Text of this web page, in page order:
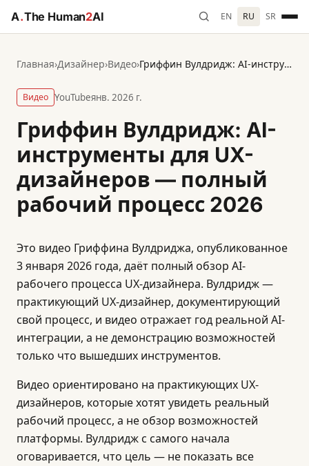
A.The Human2AI EN RU SR
Главная›Дизайнер›Видео› Гриффин Вулдридж: AI-инструменты для UX-дизайнеров — полный рабочий процесс 2026
Видео YouTubeянв. 2026 г.
Гриффин Вулдридж: AI-
инструменты для UX-
дизайнеров — полный
рабочий процесс 2026
Это видео Гриффина Вулдриджа, опубликованное
3 января 2026 года, даёт полный обзор AI-
рабочего процесса UX-дизайнера. Вулдридж —
практикующий UX-дизайнер, документирующий
свой процесс, и видео отражает год реальной AI-
интеграции, а не демонстрацию возможностей
только что вышедших инструментов.
Видео ориентировано на практикующих UX-
дизайнеров, которые хотят увидеть реальный
рабочий процесс, а не обзор возможностей
платформы. Вулдридж с самого начала
оговаривается, что цель — не показать все